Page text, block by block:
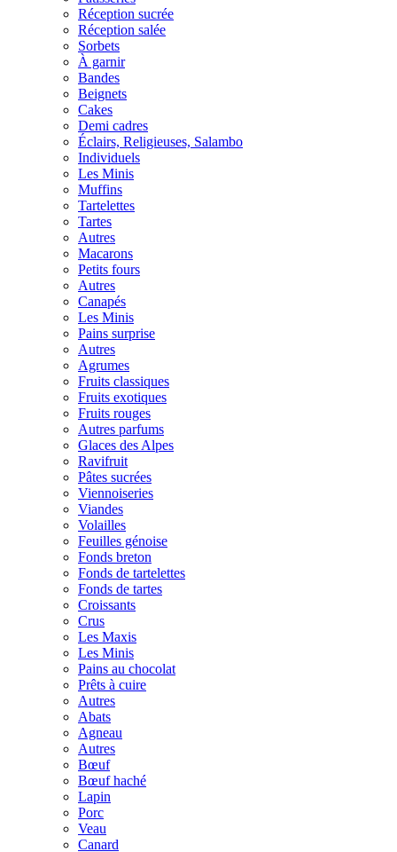
Réception sucrée
Réception salée
Sorbets
À garnir
Bandes
Beignets
Cakes
Demi cadres
Éclairs, Religieuses, Salambo
Individuels
Les Minis
Muffins
Tartelettes
Tartes
Autres
Macarons
Petits fours
Autres
Canapés
Les Minis
Pains surprise
Autres
Agrumes
Fruits classiques
Fruits exotiques
Fruits rouges
Autres parfums
Glaces des Alpes
Ravifruit
Pâtes sucrées
Viennoiseries
Viandes
Volailles
Feuilles génoise
Fonds breton
Fonds de tartelettes
Fonds de tartes
Croissants
Crus
Les Maxis
Les Minis
Pains au chocolat
Prêts à cuire
Autres
Abats
Agneau
Autres
Bœuf
Bœuf haché
Lapin
Porc
Veau
Canard